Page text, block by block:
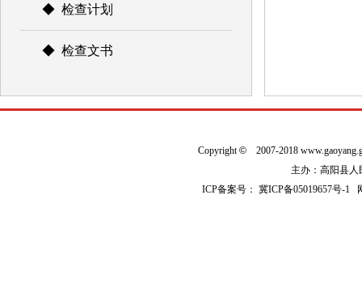
◆ 检查计划
◆ 检查文书
Copyright©2007-2018
主办：高阳县人
ICP备案号： 冀ICP备05019657号-1网